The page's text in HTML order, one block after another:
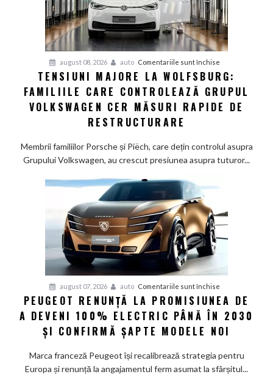
un
studiu
recent
august 08, 2026 auto Comentariile sunt închise
Tensiuni
majore
la
care
măsuri
rapide
de
TENSIUNI MAJORE LA WOLFSBURG:
FAMILIILE CARE CONTROLEAZĂ GRUPUL
VOLKSWAGEN CER MĂSURI RAPIDE DE
RESTRUCTURARE
Membrii familiilor Porsche și Piëch, care dețin controlul asupra
Grupului Volkswagen, au crescut presiunea asupra tuturor...
august 07, 2026 auto Comentariile sunt închise
Peugeot
renunță
la
de
a
PEUGEOT RENUNȚĂ LA PROMISIUNEA DE
A DEVENI 100% ELECTRIC PÂNĂ ÎN 2030
ȘI CONFIRMĂ ȘAPTE MODELE NOI
Marca franceză Peugeot își recalibrează strategia pentru
Europa și renunță la angajamentul ferm asumat la sfârșitul...